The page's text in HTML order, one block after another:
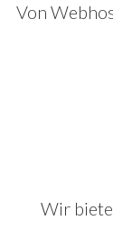
Von
Wir